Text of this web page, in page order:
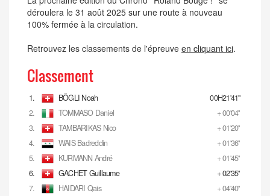
déroulera le 31 août 2025 sur une route à nouveau
100% fermée à la circulation.
Retrouvez les classements de l'épreuve en cliquant ici.
Classement
1. BÖGLI Noah
00H21'41''
2.
TOMMASO Daniel
+ 00'04''
3.
TAMBARIKAS Nico
+ 01'20''
4.
WAIS Badreddin
+ 01'36''
5.
KURMANN André
+ 01'45''
6.
GACHET Guillaume
+ 02'35''
7.
HAIDARI Qais + 04'40''